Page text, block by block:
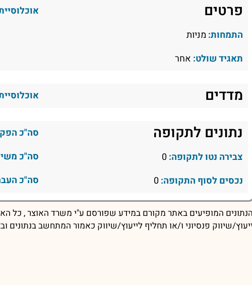
פרטים
התמחות: מניות
תאגיד שולט: אחר
מדדים
נתונים לתקופה
צבירה נטו לתקופה:
נכסים לסוף התקופה:
סה"כ
סה"כ
סה"כ
הנתונים המופיעים באתר מקורם במידע שפורסם ע"י משרד האוצר , כל
ייעוץ/שיווק פנסיוני ו/או תחליף לייעוץ/שיווק כאמור המתחשב בנתונים